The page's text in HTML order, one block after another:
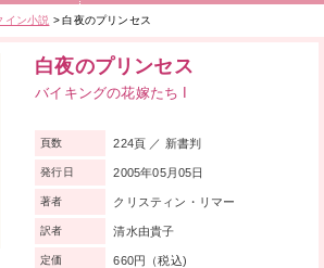
イン小説 白夜のプリンセス
白夜のプリンセス
バイキングの花嫁たち I
頁数 224頁 ／ 新書判
発行日 2005年05月05日
著者 クリスティン・リマー
訳者 清水由貴子
定価 660円（税込)